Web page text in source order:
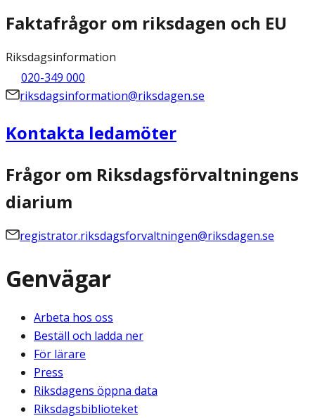
Faktafrågor om riksdagen och EU
Riksdagsinformation
020-349 000
riksdagsinformation@riksdagen.se
Kontakta ledamöter
Frågor om Riksdagsförvaltningens
diarium
registrator.riksdagsforvaltningen@riksdagen.se
Genvägar
Arbeta hos oss
Beställ och ladda ner
För lärare
Press
Riksdagens öppna data
Riksdagsbiblioteket